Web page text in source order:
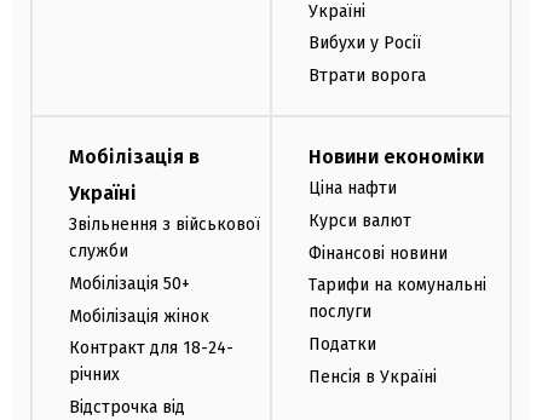
Україні
Вибухи у Росії
Втрати ворога
Мобілізація в
Україні
Звільнення з військової
служби
Мобілізація 50+
Мобілізація жінок
Контракт для 18-24-
річних
Відстрочка від
Новини економіки
Ціна нафти
Курси валют
Фінансові новини
Тарифи на комунальні
послуги
Податки
Пенсія в Україні